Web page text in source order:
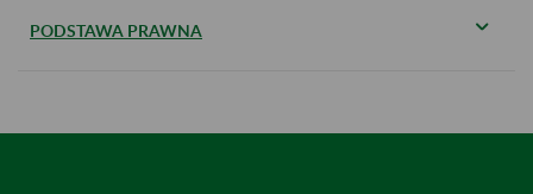
PODSTAWA PRAWNA